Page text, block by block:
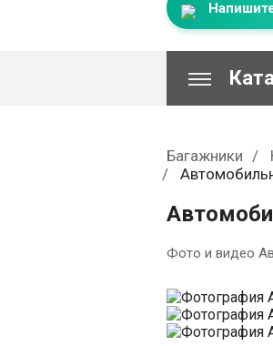
Багажники
Фото и видео